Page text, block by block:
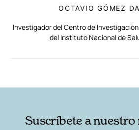
OCTAVIO GÓMEZ
Investigador del Centro de
del Instituto Nacional de
Suscríbete a